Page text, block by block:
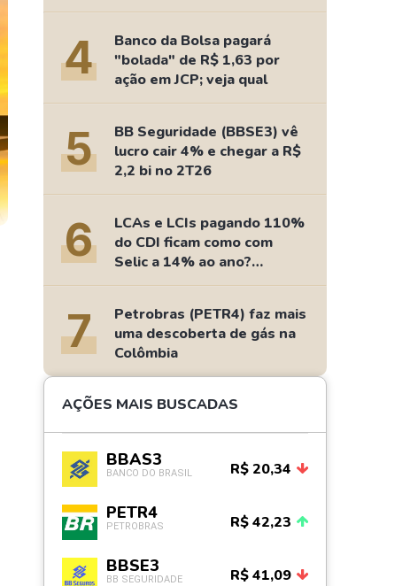
4
Banco da Bolsa pagará
"bolada" de R$ 1,63 por
ação em JCP; veja qual
5
BB Seguridade (BBSE3) vê
lucro cair 4% e chegar a R$
2,2 bi no 2T26
6
LCAs e LCIs pagando 110%
do CDI ficam como com
Selic a 14% ao ano?
Fizemos as contas
7
Petrobras (PETR4) faz mais
uma descoberta de gás na
Colômbia
AÇÕES MAIS BUSCADAS
BBAS3
BANCO DO BRASIL R$ 20,34
PETR4
PETROBRAS R$ 42,23
BBSE3
BB SEGURIDADE R$ 41,09